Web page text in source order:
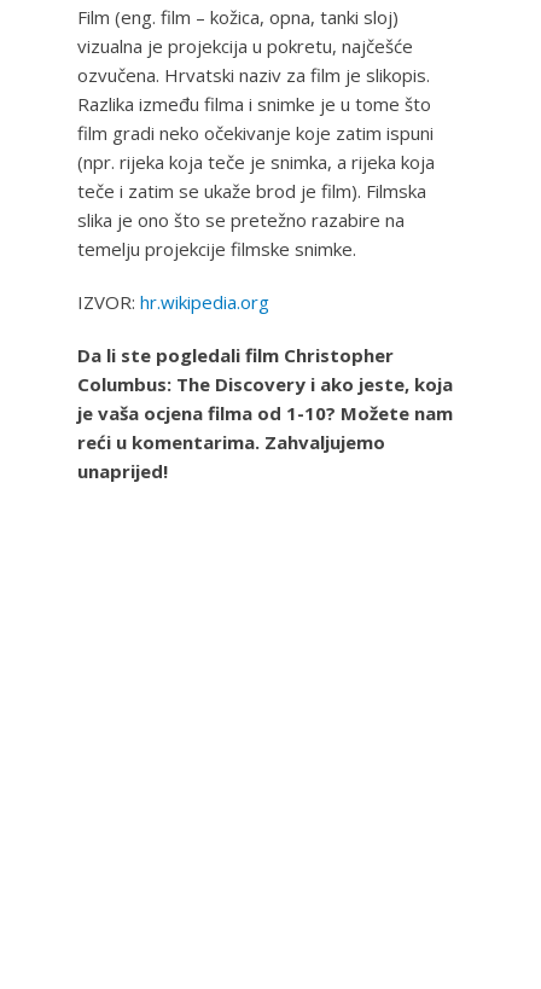
Film (eng. film – kožica, opna, tanki sloj)
vizualna je projekcija u pokretu, najčešće
ozvučena. Hrvatski naziv za film je slikopis.
Razlika između filma i snimke je u tome što
film gradi neko očekivanje koje zatim ispuni
(npr. rijeka koja teče je snimka, a rijeka koja
teče i zatim se ukaže brod je film). Filmska
slika je ono što se pretežno razabire na
temelju projekcije filmske snimke.
IZVOR: hr.wikipedia.org
Da li ste pogledali film Christopher
Columbus: The Discovery i ako jeste, koja
je vaša ocjena filma od 1-10? Možete nam
reći u komentarima. Zahvaljujemo
unaprijed!